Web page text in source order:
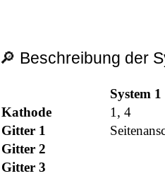
🔎 Beschreibung der
System 1
Kathode
1, 4
Gitter 1
Gitter 2
Gitter 3